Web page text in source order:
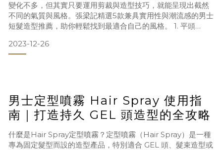
變化不多，但其實只要運用剪裁與造型技巧，就能呈現出截然
不同的氣質與風格。張梁記精選5款兼具實用性與潮流感的男士
短髮造型推薦，助你輕鬆找到最適合自己的風格。 1. 平頭
圓形、方形、橢圓形Crew Cut是一款外觀上非常整潔的經典
男生短髮髮型，兩側剷青，頂部保留短長度，整體乾淨利落、
2023-12-26
男士定型噴霧 Hair Spray 使用指
南｜打造持久 GEL 頭造型的全攻略
什麼是Hair Spray定型噴霧？定型噴霧（Hair Spray）是一種
專為固定髮型而設的造型產品，特別適合 GEL 頭、髮束造型或